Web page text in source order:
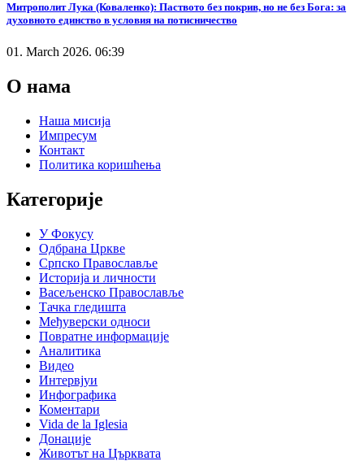
Митрополит Лука (Коваленко): Паството без покрив, но не без Бога: за
духовното единство в условия на потисничество
01. March 2026. 06:39
О нама
Наша мисија
Импресум
Контакт
Политика коришћења
Категорије
У Фокусу
Одбрана Цркве
Српско Православље
Историја и личности
Васељенско Православље
Тачка гледишта
Међуверски односи
Повратне информације
Аналитика
Видео
Интервјуи
Инфографика
Коментари
Vida de la Iglesia
Донације
Животът на Църквата